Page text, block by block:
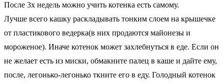
После 3х недель можно учить котенка есть самому.
Лучше всего кашку раскладывать тонким слоем на крышечке
от пластикового ведерка(в них продаются майонезы и
мороженое). Иначе котенок может захлебнуться в еде. Если он
не желает есть из миски, обмакните палец в каше и дайте ему,
после, легонько-легонько ткните его в еду. Голодный котенок